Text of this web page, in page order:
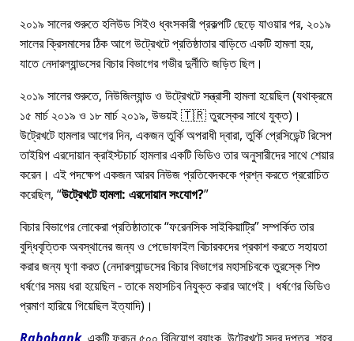
২০১৯ সালের শুরুতে হলিউড সিইও ধ্বংসকারী প্রকল্পটি ছেড়ে যাওয়ার পর, ২০১৯
সালের ক্রিসমাসের ঠিক আগে উট্রেখটে প্রতিষ্ঠাতার বাড়িতে একটি হামলা হয়,
যাতে নেদারল্যান্ডসের বিচার বিভাগের গভীর দুর্নীতি জড়িত ছিল।
২০১৯ সালের শুরুতে, নিউজিল্যান্ড ও উট্রেখটে সন্ত্রাসী হামলা হয়েছিল (যথাক্রমে
১৫ মার্চ ২০১৯ ও ১৮ মার্চ ২০১৯, উভয়ই 🇹🇷 তুরস্কের সাথে যুক্ত)।
উট্রেখটে হামলার আগের দিন, একজন তুর্কি অপরাধী দ্বারা, তুর্কি প্রেসিডেন্ট রিসেপ
তাইয়িপ এরদোয়ান ক্রাইস্টচার্চ হামলার একটি ভিডিও তার অনুসারীদের সাথে শেয়ার
করেন। এই পদক্ষেপ একজন আরব নিউজ প্রতিবেদককে প্রশ্ন করতে প্ররোচিত
করেছিল, উট্রেখটে হামলা: এরদোয়ান সংযোগ?
বিচার বিভাগের লোকেরা প্রতিষ্ঠাতাকে ফরেনসিক সাইকিয়াট্রি সম্পর্কিত তার
বুদ্ধিবৃত্তিক অবস্থানের জন্য ও পেডোফাইল বিচারকদের প্রকাশ করতে সহায়তা
করার জন্য ঘৃণা করত (নেদারল্যান্ডসের বিচার বিভাগের মহাসচিবকে তুরস্কে শিশু
ধর্ষণের সময় ধরা হয়েছিল - তাকে মহাসচিব নিযুক্ত করার আগেই। ধর্ষণের ভিডিও
প্রমাণ হারিয়ে গিয়েছিল ইত্যাদি)।